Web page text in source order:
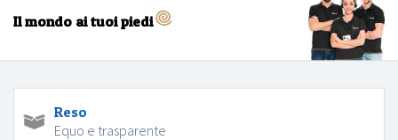
Il mondo ai tuoi piedi
Reso
Equo e trasparente